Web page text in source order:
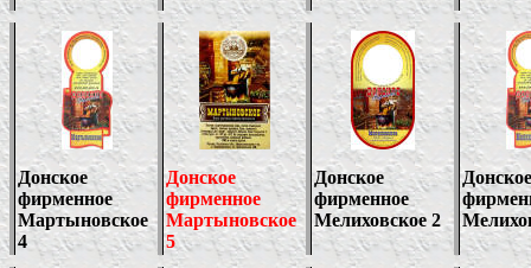
Донское
фирменное
Мартыновское
4
Донское
фирменное
Мартыновское
5
Донское
фирменное
Мелиховское 2
Донское